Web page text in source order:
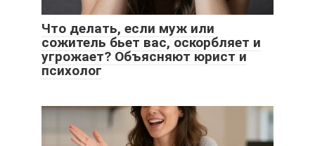
Что делать, если муж или
сожитель бьет вас, оскорбляет и
угрожает? Объясняют юрист и
психолог